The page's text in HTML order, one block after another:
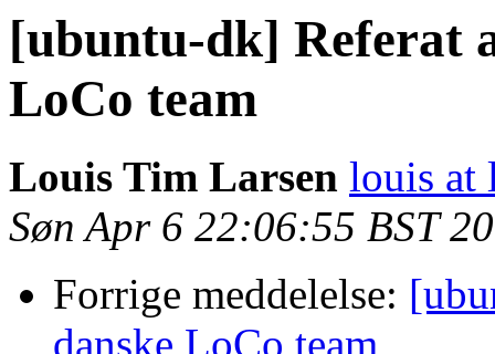
[ubuntu-dk] Referat
LoCo team
Louis Tim Larsen louis at
Søn Apr 6 22:06:55 BST
Forrige meddelelse:
danske LoCo team